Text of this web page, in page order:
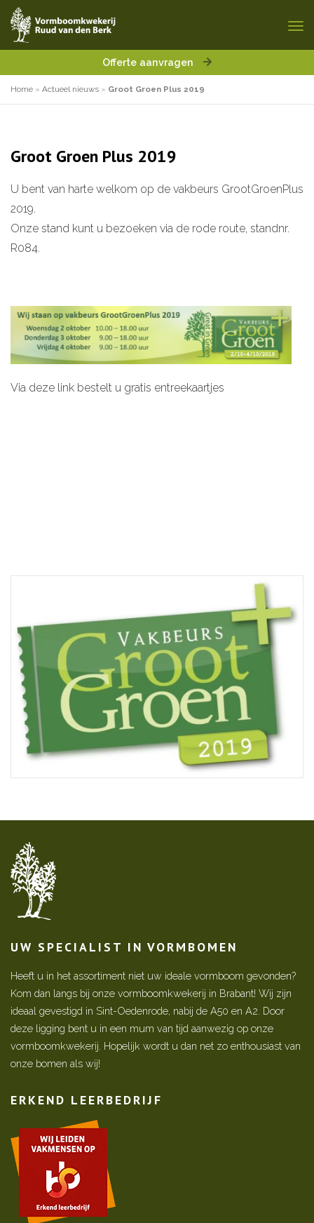
Offerte aanvragen
Home » Actueel nieuws » Groot Groen Plus 2019
Groot Groen Plus 2019
U bent van harte welkom op de vakbeurs GrootGroenPlus
2019.
Onze stand kunt u bezoeken via de rode route, standnr.
R084.
Via deze link bestelt u gratis entreekaartjes
UW SPECIALIST IN VORMBOMEN
Heeft u in het assortiment niet uw ideale vormboom gevonden?
Kom dan langs bij onze vormboomkwekerij in Brabant! Wij zijn
ideaal gevestigd in Sint-Oedenrode, nabij de A50 en A2. Door
deze ligging bent u in een mum van tijd aanwezig op onze
vormboomkwekerij. Hopelijk wordt u dan net zo enthousiast van
onze bomen als wij!
ERKEND LEERBEDRIJF